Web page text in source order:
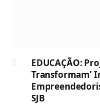
EDUCAÇÃO:
Transformam’
SJB